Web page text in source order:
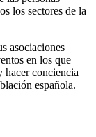
los sectores de la
asociaciones
en los que
hacer conciencia
española.